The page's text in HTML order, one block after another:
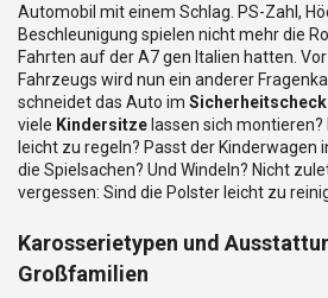
Automobil mit einem Schlag. PS-Zahl,
Beschleunigung spielen nicht mehr die
Fahrten auf der A7 gen Italien hatten.
Fahrzeugs wird nun ein anderer
schneidet das Auto im Sicherheitscheck
viele Kindersitze lassen sich
leicht zu regeln? Passt der Kinderwagen
die Spielsachen? Und Windeln? Nicht
vergessen: Sind die Polster leicht zu
Karosserietypen und
Großfamilien